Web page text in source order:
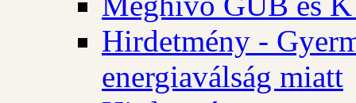
Hirdetmény -
energiaválság miatt